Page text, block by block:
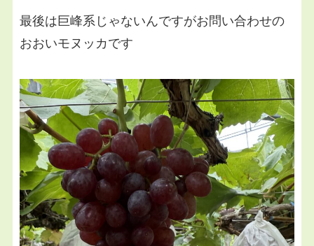
最後は巨峰系じゃないんですがお問い合わせの
おおいモヌッカです